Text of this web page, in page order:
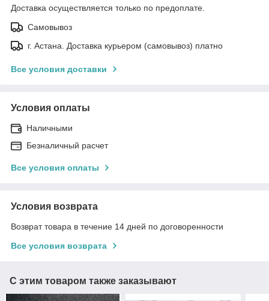
Доставка осуществляется только по предоплате.
Самовывоз
г. Астана. Доставка курьером (самовывоз) платно
Все условия доставки
Условия оплаты
Наличными
Безналичный расчет
Все условия оплаты
Условия возврата
Возврат товара в течение 14 дней по договоренности
Все условия возврата
С этим товаром также заказывают